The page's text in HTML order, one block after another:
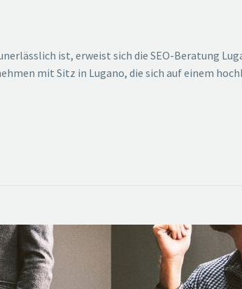
ist, erweist sich die SEO-Beratung
mit Sitz in Lugano, die sich auf einem